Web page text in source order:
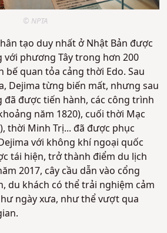
© NPTA
tạo duy nhất ở Nhật Bản được
phương Tây trong hơn 200
bế quan tỏa cảng thời Edo. Sau
Dejima từng biến mất, nhưng sau
được tiến hành, các công trình
năm 1820), cuối thời Mạc
thời Minh Trị... đã được phục
với không khí ngoại quốc
tái hiện, trở thành điểm du lịch
2017, cây cầu dẫn vào cổng
du khách có thể trải nghiệm cảm
ngày xưa, như thể vượt qua